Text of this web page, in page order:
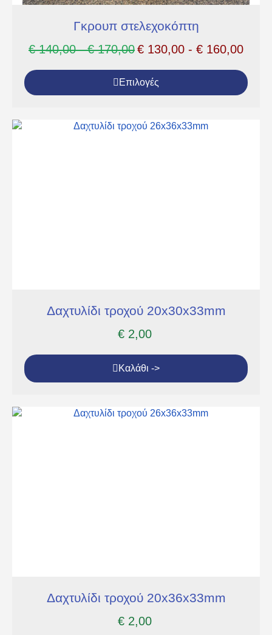
Γκρουπ στελεχοκόπτη
€140,00-€170,00€ 130,00 - € 160,00
Επιλογές
Δαχτυλίδι τροχού 20x30x33mm
€ 2,00
Καλάθι ->
Δαχτυλίδι τροχού 20x36x33mm
€ 2,00